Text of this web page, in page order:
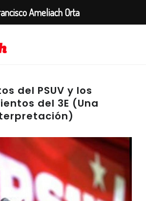
del PSUV y los
del 3E (Una
Ameliach Orta